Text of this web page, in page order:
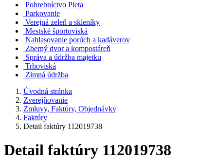
Pohrebníctvo Pieta
Parkovanie
Verejná zeleň a skleníky
Mestské športoviská
Nahlasovanie porúch a kadáverov
Zberný dvor a kompostáreň
Správa a údržba majetku
Trhoviská
Zimná údržba
Úvodná stránka
Zverejňovanie
Zmluvy, Faktúry, Objednávky
Faktúry
Detail faktúry 112019738
Detail faktúry 112019738